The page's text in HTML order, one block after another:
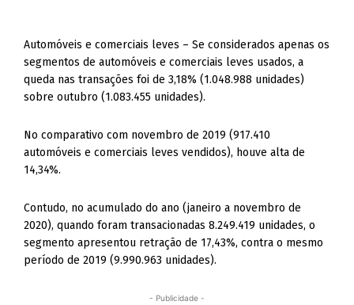
Automóveis e comerciais leves – Se considerados apenas os
segmentos de automóveis e comerciais leves usados, a
queda nas transações foi de 3,18% (1.048.988 unidades)
sobre outubro (1.083.455 unidades).
No comparativo com novembro de 2019 (917.410
automóveis e comerciais leves vendidos), houve alta de
14,34%.
Contudo, no acumulado do ano (janeiro a novembro de
2020), quando foram transacionadas 8.249.419 unidades, o
segmento apresentou retração de 17,43%, contra o mesmo
período de 2019 (9.990.963 unidades).
- Publicidade -